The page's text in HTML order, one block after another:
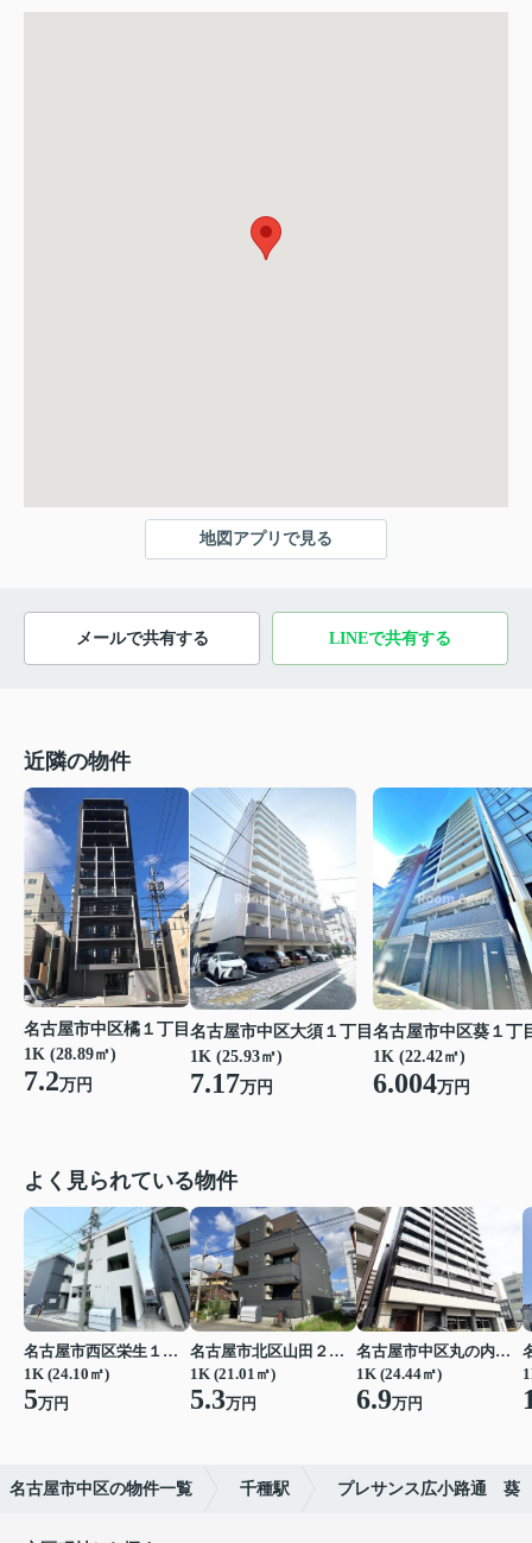
地図アプリで見る
メールで共有する LINEで共有する
近隣の物件
名古屋市中区橘１丁目
1K (28.89㎡)
7.2万円
名古屋市中区大須１丁目
1K (25.93㎡)
7.17万円
名古屋市中区葵１丁
1K (22.42㎡)
6.004万円
よく見られている物件
名古屋市西区栄生１丁目
1K (24.10㎡)
5万円
名古屋市北区山田２丁目
1K (21.01㎡)
5.3万円
名古屋市中区丸の内２丁目
1K (24.44㎡)
6.9万円
名古屋市中区の物件一覧 千種駅 プレサンス広小路通 葵